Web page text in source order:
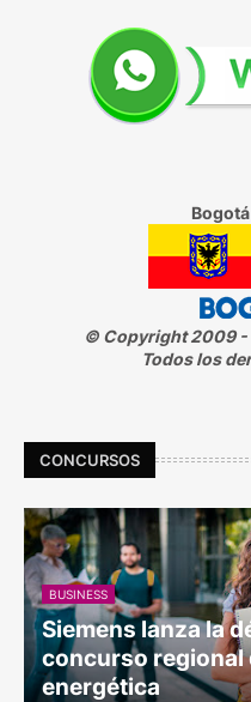
© Copyright 2009 -
Todos los
CONCURSOS
BUSINESS
Siemens lanza la
concurso regional
energética